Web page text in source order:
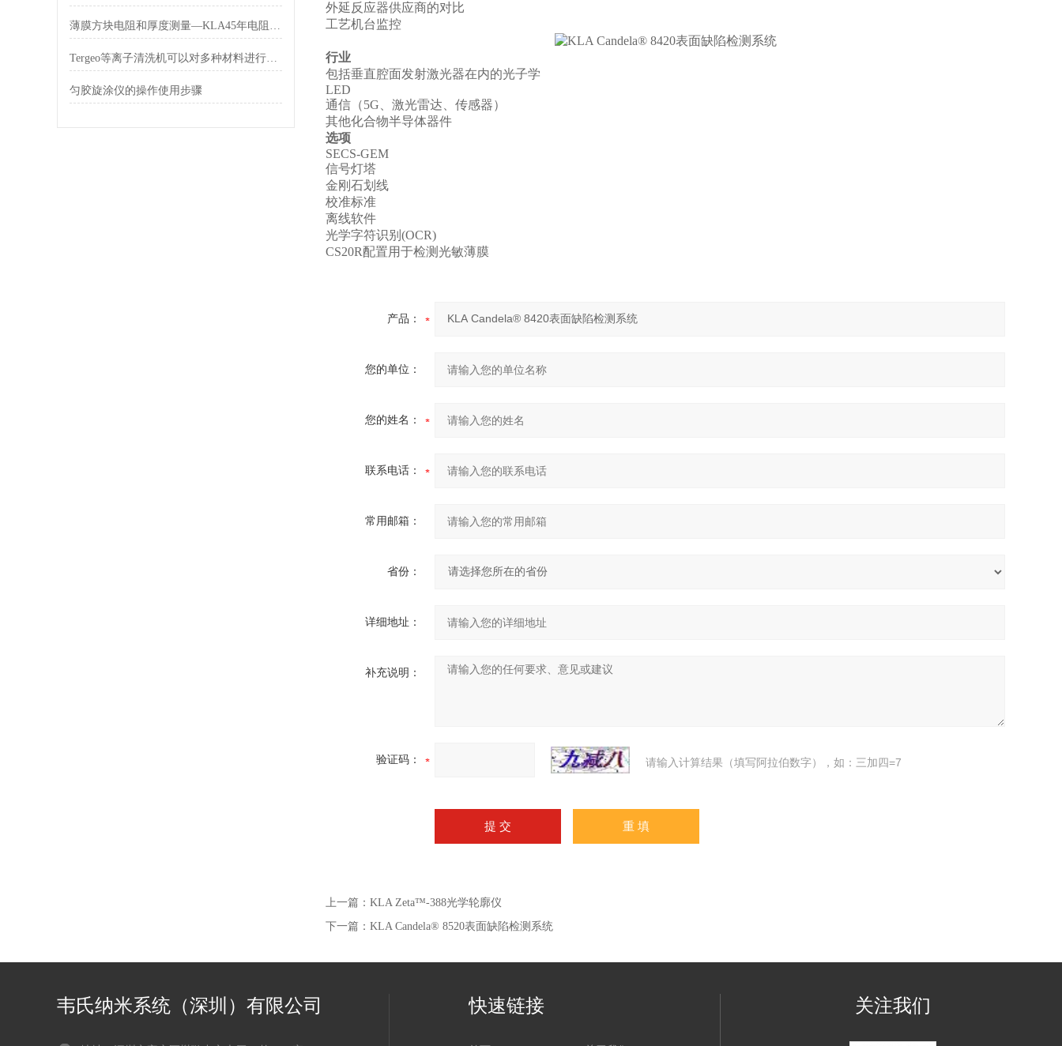
薄膜方块电阻和厚度测量—KLA45年电阻测量技术创新的桌面型解决方案
Tergeo等离子清洗机可以对多种材料进行清洗
匀胶旋涂仪的操作使用步骤
外延反应器供应商的对比
工艺机台监控
行业
包括垂直腔面发射激光器在内的光子学
LED
通信（5G、激光雷达、传感器）
其他化合物半导体器件
选项
SECS-GEM
信号灯塔
金刚石划线
校准标准
离线软件
光学字符识别(OCR)
CS20R配置用于检测光敏薄膜
产品：
您的单位：
您的姓名：
联系电话：
常用邮箱：
省份：
详细地址：
补充说明：
验证码： 请输入计算结果（填写阿拉伯数字），如：三加四=7
上一篇： KLA Zeta™-388光学轮廓仪
下一篇： KLA Candela® 8520表面缺陷检测系统
韦氏纳米系统（深圳）有限公司 快速链接 关注我们